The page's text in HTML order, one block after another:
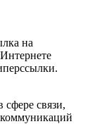
на
связи,